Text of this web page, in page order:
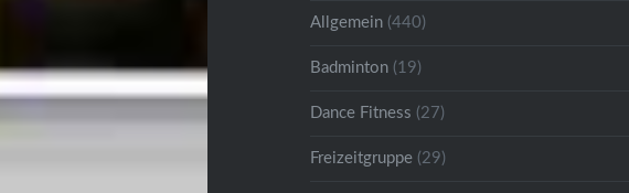
Allgemein (440)
Badminton (19)
Dance Fitness (27)
Freizeitgruppe (29)